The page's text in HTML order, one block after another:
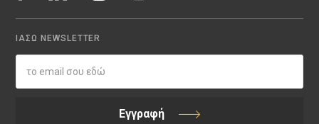
ΙΑΣΩ NEWSLETTER
Εγγραφή